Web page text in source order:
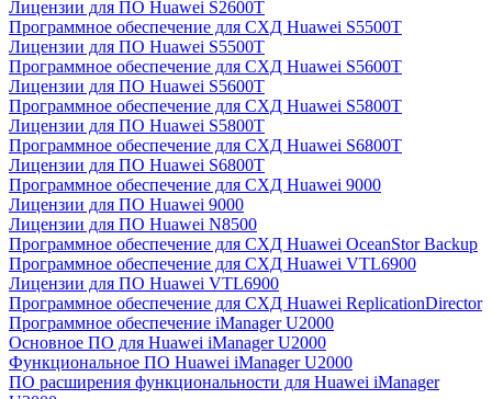
Лицензии для ПО Huawei S2600T
Программное обеспечение для СХД Huawei S5500T
Лицензии для ПО Huawei S5500T
Программное обеспечение для СХД Huawei S5600T
Лицензии для ПО Huawei S5600T
Программное обеспечение для СХД Huawei S5800T
Лицензии для ПО Huawei S5800T
Программное обеспечение для СХД Huawei S6800T
Лицензии для ПО Huawei S6800T
Программное обеспечение для СХД Huawei 9000
Лицензии для ПО Huawei 9000
Лицензии для ПО Huawei N8500
Программное обеспечение для СХД Huawei OceanStor Backup
Программное обеспечение для СХД Huawei VTL6900
Лицензии для ПО Huawei VTL6900
Программное обеспечение для СХД Huawei ReplicationDirector
Программное обеспечение iManager U2000
Основное ПО для Huawei iManager U2000
Функциональное ПО Huawei iManager U2000
ПО расширения функциональности для Huawei iManager